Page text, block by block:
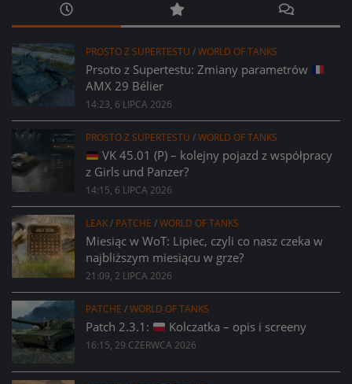
PROSTO Z SUPERTESTU /WORLD OF TANKS
Prsoto z Supertestu: Zmiany parametrów
AMX 29 Bélier
14:23, 6 LIPCA 2026
PROSTO Z SUPERTESTU /WORLD OF TANKS
VK 45.01 (P) – kolejny pojazd z współpracy
z Girls und Panzer?
14:15, 6 LIPCA 2026
LEAK/ PATCHE /WORLD OF TANKS
Miesiąc w WoT: Lipiec, czyli co nasz czeka w
najbliższym miesiącu w grze?
21:09, 2 LIPCA 2026
PATCHE /WORLD OF TANKS
Patch 2.3.1: Kolczatka – opis i screeny
16:15, 29 CZERWCA 2026